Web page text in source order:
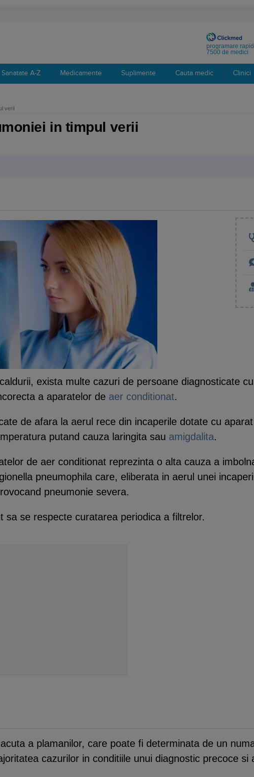
programare
7500 de medici
Sanatate A-Z Medicamente Suplimente Cauta medic Clinici
verii
in timpul verii
exista multe cazuri de persoane diagnosticate
a aparatelor de aer conditionat.
de afara la aerul rece din incaperile dotate cu
putand cauza laringita sau amigdalita.
de aer conditionat reprezinta o alta cauza a
pneumophila care, eliberata in aerul unei
pneumonie severa.
sa se respecte curatarea periodica a filtrelor.
a plamanilor, care poate fi determinata de un
cazurilor in conditiile unui diagnostic precoce si